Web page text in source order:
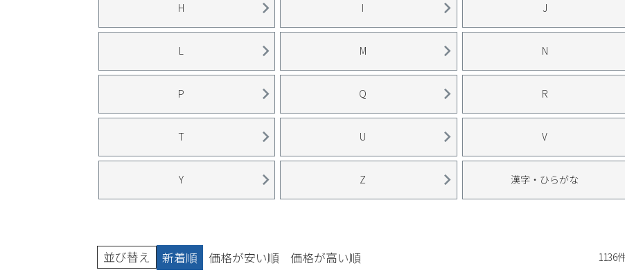
H I J
L M N
P Q R
T U V
Y Z 漢字・ひらがな
並び替え 新着順 価格が安い順 価格が高い順 1136